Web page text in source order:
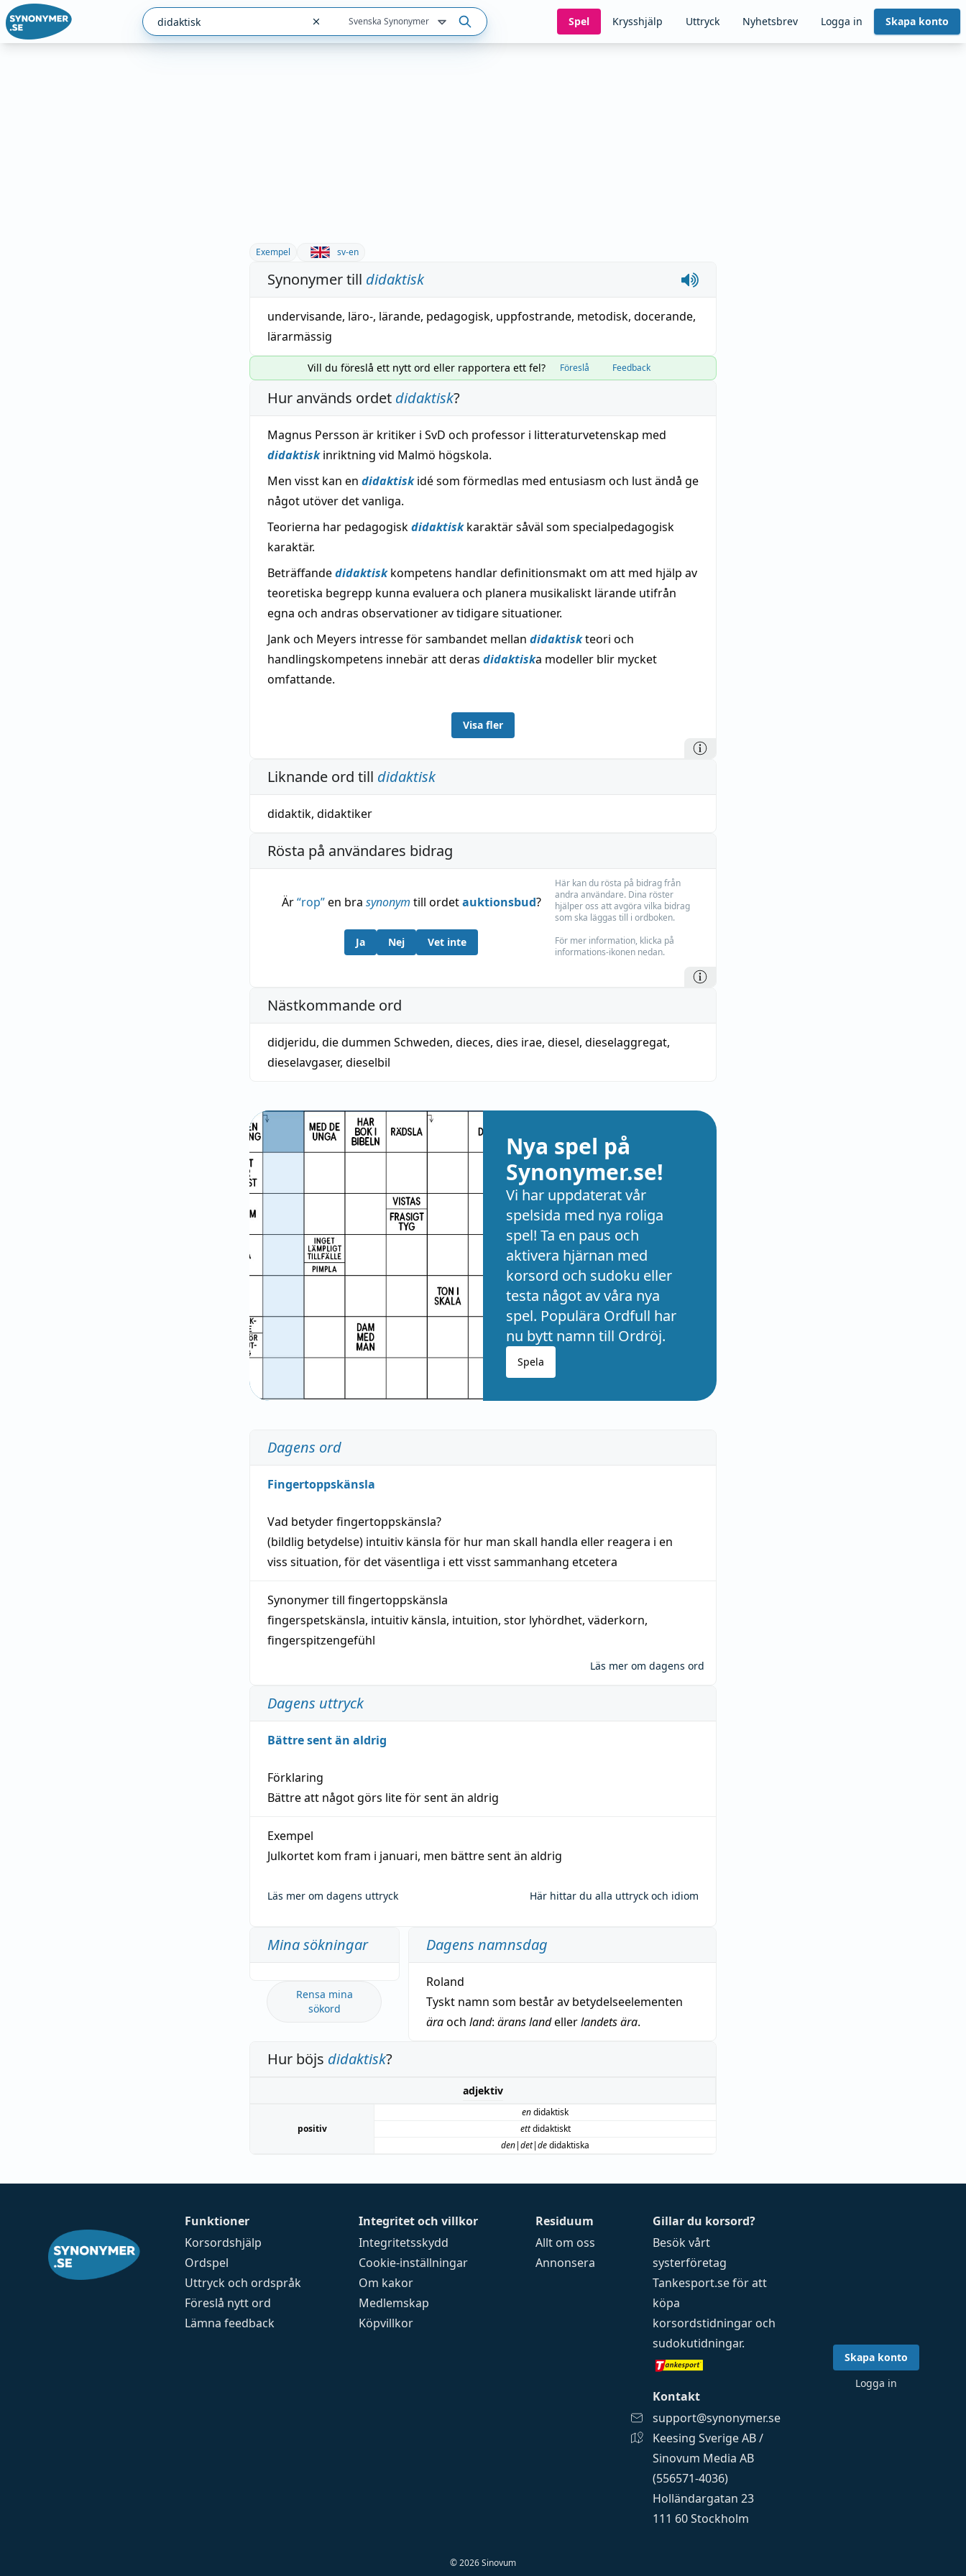
Svenska Synonymer Spel Krysshjälp Uttryck Nyhetsbrev Logga in Skapa konto
Exempel sv-en
Synonymer till didaktisk
undervisande, läro-, lärande, pedagogisk, uppfostrande, metodisk, docerande,
lärarmässig
Vill du föreslå ett nytt ord eller rapportera ett fel? Föreslå Feedback
Hur används ordet didaktisk?
Magnus Persson är kritiker i SvD och professor i litteraturvetenskap med
didaktiskinriktning vid Malmö högskola.
Men visst kan en didaktiskidé som förmedlas med entusiasm och lust ändå ge
något utöver det vanliga.
Teorierna har pedagogiskdidaktiskkaraktär såväl som specialpedagogisk
karaktär.
Beträffandedidaktiskkompetens handlar definitionsmakt om att med hjälp av
teoretiska begrepp kunna evaluera och planera musikaliskt lärande utifrån
egna och andras observationer av tidigare situationer.
Jank och Meyers intresse för sambandet mellan didaktiskteori och
handlingskompetens innebär att deras didaktiska modeller blir mycket
omfattande.
Visa fler
Liknande ord till didaktisk
didaktik, didaktiker
Rösta på användares bidrag
Är“rop”en bra synonym till ordetauktionsbud?
Ja Nej Vet inte
Här kan du rösta på bidrag från
andra användare. Dina röster
hjälper oss att avgöra vilka bidrag
som ska läggas till i ordboken.
För mer information, klicka på
informations-ikonen nedan.
Nästkommande ord
didjeridu, die dummen Schweden, dieces, dies irae, diesel, dieselaggregat,
dieselavgaser, dieselbil
Nya spel på
Synonymer.se!
Vi har uppdaterat vår
spelsida med nya roliga
spel! Ta en paus och
aktivera hjärnan med
korsord och sudoku eller
testa något av våra nya
spel. Populära Ordfull har
nu bytt namn till Ordröj.
Spela
Dagens ord
Fingertoppskänsla
Vad betyderfingertoppskänsla?
(bildlig betydelse) intuitiv känsla för hur man skall handla eller reagera i en
viss situation, för det väsentliga i ett visstsammanhang etcetera
Synonymer till fingertoppskänsla
fingerspetskänsla, intuitiv känsla, intuition, stor lyhördhet, väderkorn,
fingerspitzengefühl
Läs mer om dagens ord
Dagens uttryck
Bättre sent än aldrig
Förklaring
Bättre att något görs lite för sent än aldrig
Exempel
Julkortet kom fram i januari, men bättre sent än aldrig
Läs mer om dagens uttryck Här hittar du alla uttryck och idiom
Mina sökningar
Rensa mina
sökord
Dagens namnsdag
Roland
Tyskt namn som består av betydelseelementen
äraoch land: ärans landellerlandets ära.
Hur böjs didaktisk?
adjektiv
positiv
endidaktisk
ettdidaktiskt
den|det|dedidaktiska
Funktioner
Korsordshjälp
Ordspel
Uttryck och ordspråk
Föreslå nytt ord
Lämna feedback
Integritet och villkor
Integritetsskydd
Cookie-inställningar
Om kakor
Medlemskap
Köpvillkor
Residuum
Allt om oss
Annonsera
Gillar du korsord?
Besök vårt
systerföretag
Tankesport.seför att
köpa
korsordstidningar och
sudokutidningar.
Kontakt
support@synonymer.se
Keesing Sverige AB /
Sinovum Media AB
(556571-4036)
Holländargatan 23
111 60 Stockholm
Skapa konto
Logga in
©2026Sinovum